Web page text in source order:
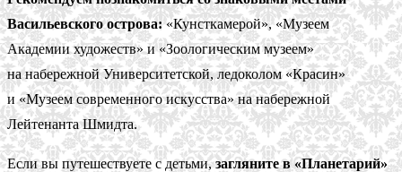
Васильевского острова:«Кунсткамерой», «Музеем
Академии художеств» и «Зоологическим музеем»
на набережной Университетской, ледоколом «Красин»
и «Музеем современного искусства» на набережной
Лейтенанта Шмидта.
Если вы путешествуете с детьми,загляните в «Планетарий»